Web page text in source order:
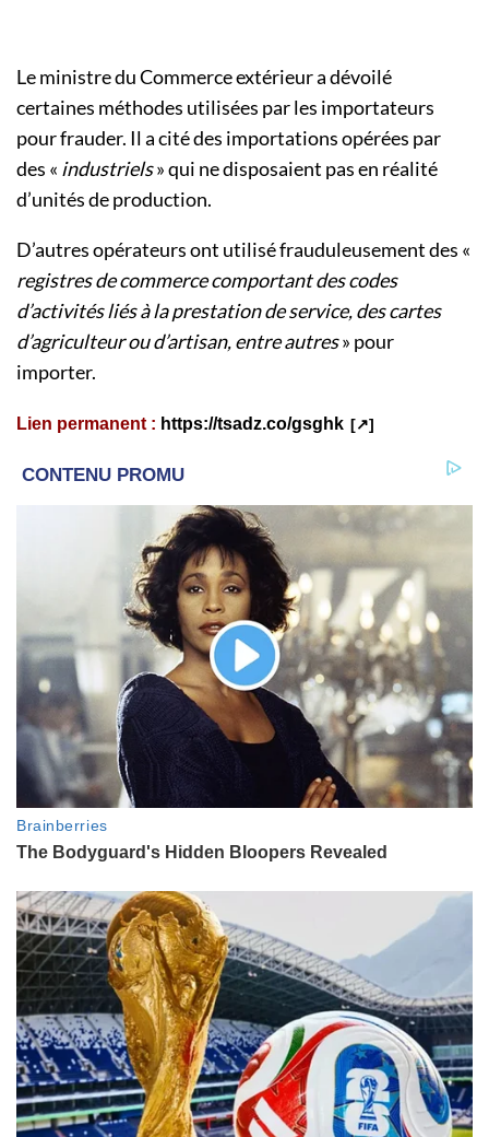
Le ministre du Commerce extérieur a dévoilé
certaines méthodes utilisées par les importateurs
pour frauder. Il a cité des importations opérées par
des « industriels» qui ne disposaient pas en réalité
d’unités de production.
D’autres opérateurs ont utilisé frauduleusement des «
registres de commerce comportant des codes
d’activités liés à la prestation de service, des cartes
d’agriculteur ou d’artisan, entre autres» pour
importer.
Lien permanent : https://tsadz.co/gsghk